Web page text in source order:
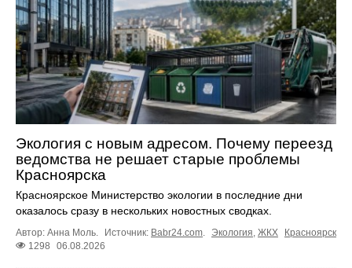
Экология с новым адресом. Почему переезд
ведомства не решает старые проблемы
Красноярска
Красноярское Министерство экологии в последние дни
оказалось сразу в нескольких новостных сводках.
Автор: Анна Моль. Источник: Babr24.com. Экология, ЖКХ
Красноярск
1298
06.08.2026